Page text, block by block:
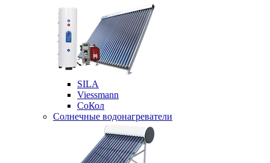
SILA
Viessmann
СоКол
Солнечные водонагреватели